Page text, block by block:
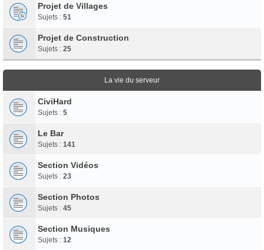
Projet de Villages
Sujets : 51
Projet de Construction
Sujets : 25
La vie du serveur
CiviHard
Sujets : 5
Le Bar
Sujets : 141
Section Vidéos
Sujets : 23
Section Photos
Sujets : 45
Section Musiques
Sujets : 12